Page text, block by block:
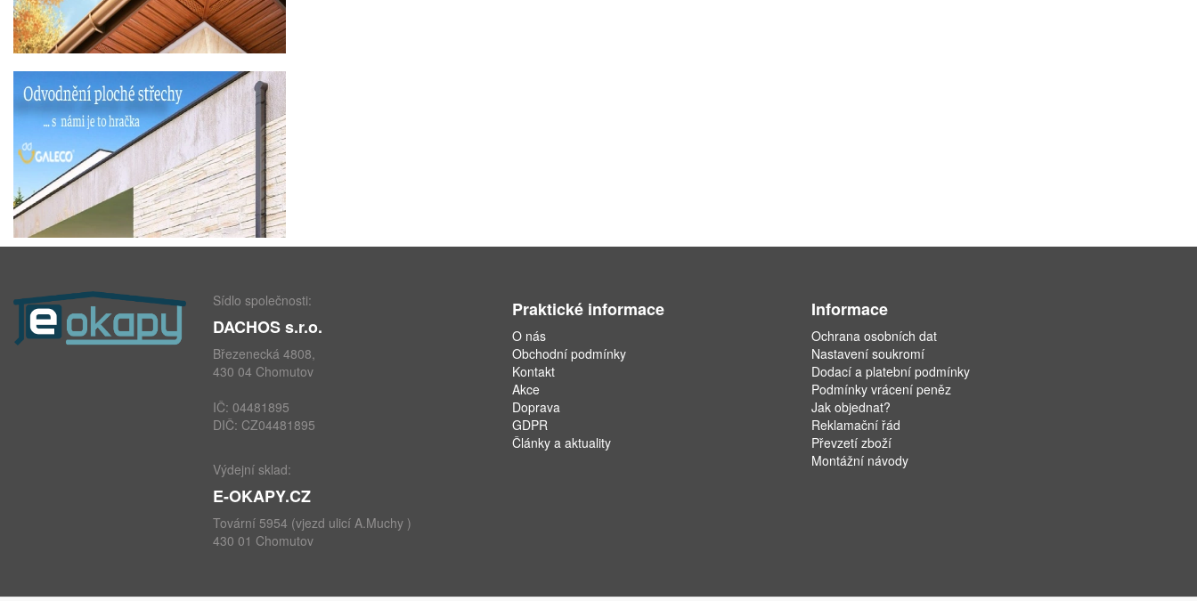
Sídlo společnosti:
DACHOS s.r.o.
Březenecká 4808,
430 04 Chomutov
IČ: 04481895
DIČ: CZ04481895
Výdejní sklad:
E-OKAPY.CZ
Tovární 5954 (vjezd ulicí A.Muchy )
430 01 Chomutov
Praktické informace
O nás
Obchodní podmínky
Kontakt
Akce
Doprava
GDPR
Články a aktuality
Informace
Ochrana osobních dat
Nastavení soukromí
Dodací a platební podmínky
Podmínky vrácení peněz
Jak objednat?
Reklamační řád
Převzetí zboží
Montážní návody